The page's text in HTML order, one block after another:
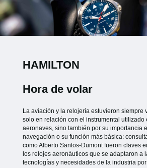
HAMILTON
Hora de volar
La aviación y la relojería estuvieron siempre
solo en relación con el instrumental utilizado
aeronaves, sino también por su importancia
navegación o su función más básica:
como Alberto Santos-Dumont fueron claves
los relojes aeronáuticos que se adaptaron a
tecnologías y necesidades de la industria